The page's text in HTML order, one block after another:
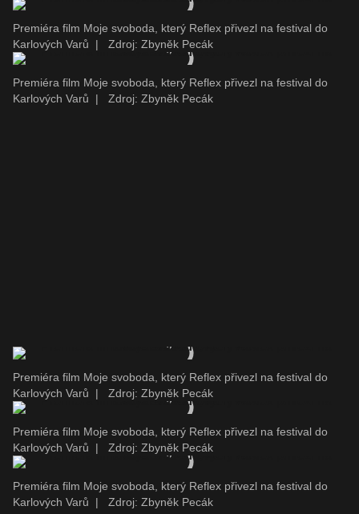
Premiéra film Moje svoboda, který Reflex přivezl na festival do
Karlových Varů
| Zdroj: Zbyněk Pecák
Premiéra film Moje svoboda, který Reflex přivezl na festival do
Karlových Varů
| Zdroj: Zbyněk Pecák
Premiéra film Moje svoboda, který Reflex přivezl na festival do
Karlových Varů
| Zdroj: Zbyněk Pecák
Premiéra film Moje svoboda, který Reflex přivezl na festival do
Karlových Varů
| Zdroj: Zbyněk Pecák
Premiéra film Moje svoboda, který Reflex přivezl na festival do
Karlových Varů
| Zdroj: Zbyněk Pecák